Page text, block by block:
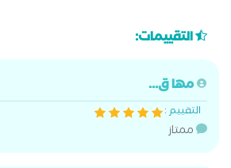
التقييمات:
مها ق...
التقييم :
ممتاز